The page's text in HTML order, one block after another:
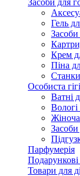
Засоби для
Гель
Засоби
Крем
Піна
Особиста
Ватні
Вологі
Жіноча
Засоби
Парфумерія
Товари для